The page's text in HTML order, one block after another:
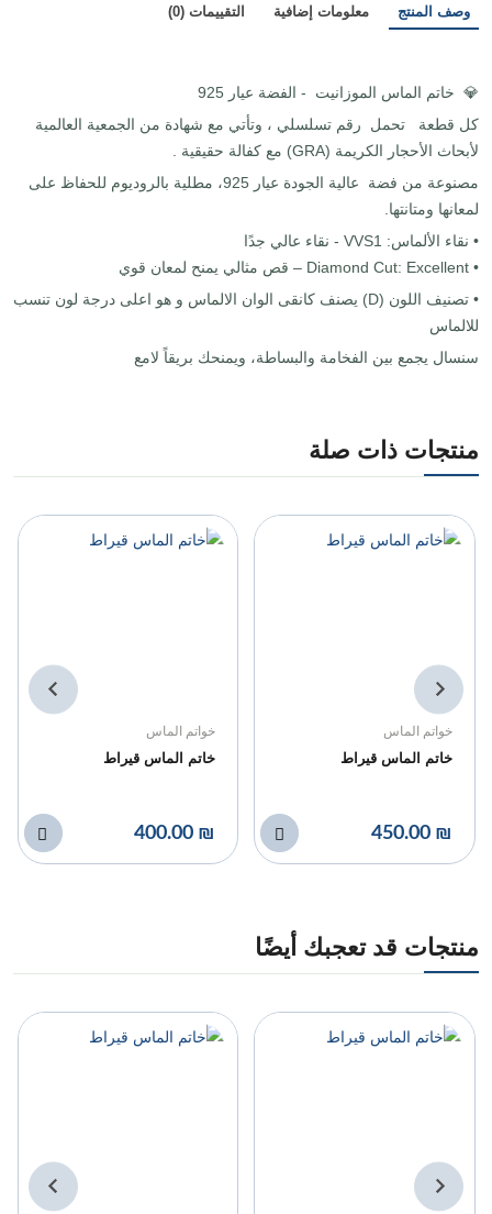
وصف المنتج معلومات إضافية التقييمات (0)
💎 خاتم الماس الموزانيت - الفضة عيار 925
كل قطعة تحمل رقم تسلسلي ، وتأتي مع شهادة من الجمعية العالمية
لأبحاث الأحجار الكريمة (GRA) مع كفالة حقيقية .
مصنوعة من فضة عالية الجودة عيار 925، مطلية بالروديوم للحفاظ على
لمعانها ومتانتها.
• نقاء الألماس: VVS1 - نقاء عالي جدًا
• Diamond Cut: Excellent – قص مثالي يمنح لمعان قوي
• تصنيف اللون (D) يصنف كانقى الوان الالماس و هو اعلى درجة لون تنسب
للالماس
سنسال يجمع بين الفخامة والبساطة، ويمنحك بريقاً لامع
منتجات ذات صلة
خواتم الماس
خاتم الماس قيراط
₪ 450.00
خواتم الماس
خاتم الماس قيراط
₪ 400.00
منتجات قد تعجبك أيضًا